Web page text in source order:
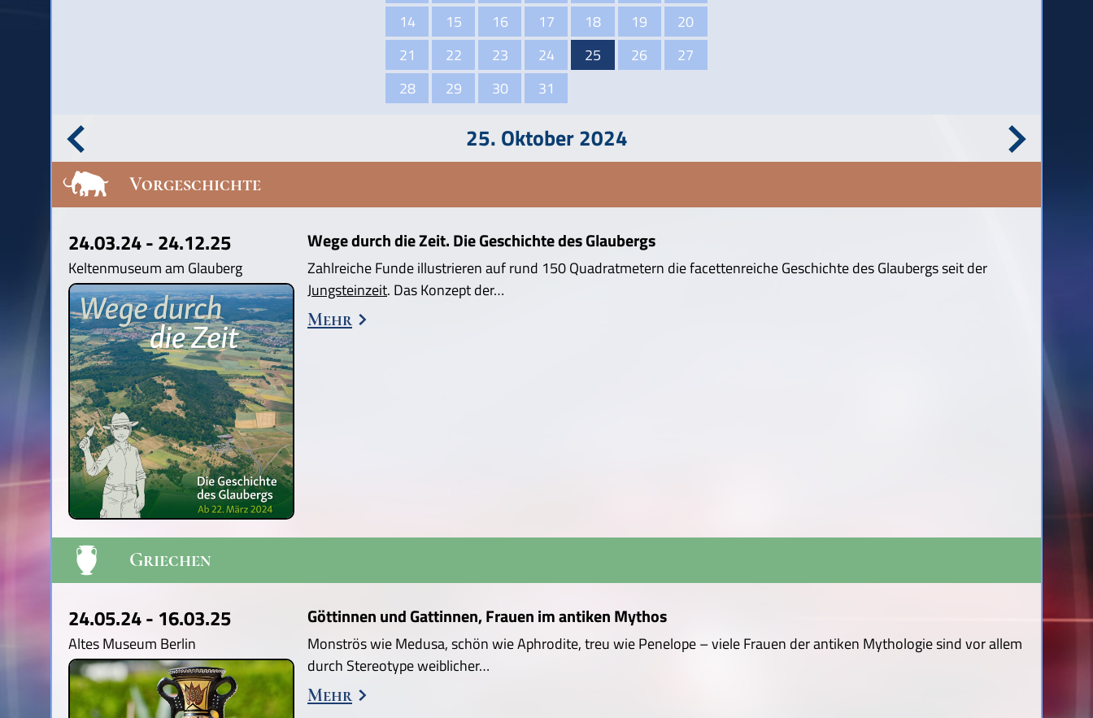
14
15 16 17 18 19
20
21
22 23 24 25 26
27
28
29 30 31
25. Oktober 2024
Vorgeschichte
24.03.24 - 24.12.25
Keltenmuseum am Glauberg
Wege durch die Zeit. Die Geschichte des Glaubergs
Zahlreiche Funde illustrieren auf rund 150 Quadratmetern die facettenreiche Geschichte des Glaubergs seit der
Jungsteinzeit. Das Konzept der…
Mehr
Griechen
24.05.24 - 16.03.25
Altes Museum Berlin
Göttinnen und Gattinnen, Frauen im antiken Mythos
Monströs wie Medusa, schön wie Aphrodite, treu wie Penelope – viele Frauen der antiken Mythologie sind vor allem
durch Stereotype weiblicher…
Mehr